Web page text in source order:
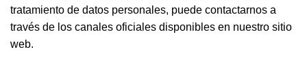
tratamiento de datos personales, puede contactarnos a
través de los canales oficiales disponibles en nuestro sitio
web.